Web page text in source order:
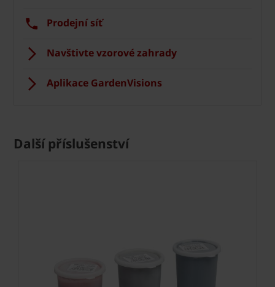
Prodejní síť
Navštivte vzorové zahrady
Aplikace GardenVisions
Další příslušenství